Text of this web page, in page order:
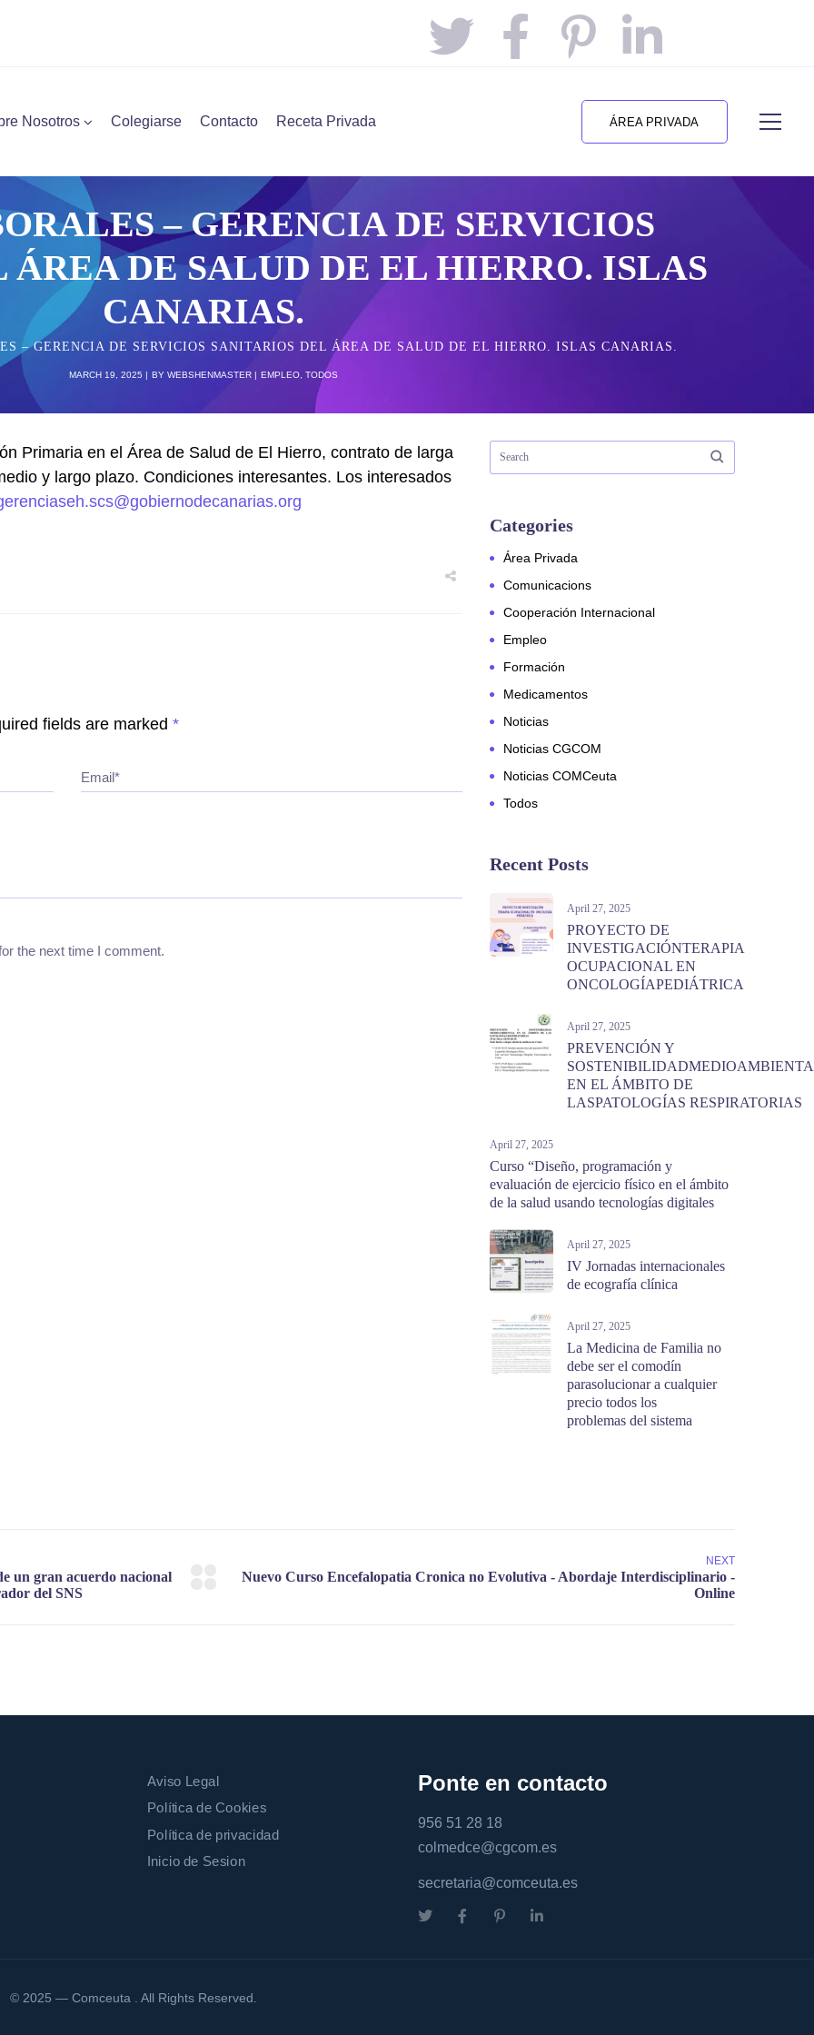
Nosotros Colegiarse Contacto Receta Privada ÁREA PRIVADA
– GERENCIA DE SERVICIOS
ÁREA DE SALUD DE EL HIERRO. ISLAS
CANARIAS.
– GERENCIA DE SERVICIOS SANITARIOS DEL ÁREA DE SALUD DE EL HIERRO. ISLAS CANARIAS.
MARCH 19, 2025 BY WEBSHENMASTER EMPLEO TODOS
Primaria en el Área de Salud de El Hierro, contrato de larga
y largo plazo. Condiciones interesantes. Los interesados
fields are marked *
Email*
the next time I comment.
Categories
Área Privada
Comunicacions
Cooperación Internacional
Empleo
Formación
Medicamentos
Noticias
Noticias CGCOM
Noticias COMCeuta
Todos
Recent Posts
April 27, 2025
PROYECTO DE
INVESTIGACIÓNTERAPIA
OCUPACIONAL EN
ONCOLOGÍAPEDIÁTRICA
April 27, 2025
PREVENCIÓN Y
EN EL ÁMBITO DE
LASPATOLOGÍAS RESPIRATORIAS
April 27, 2025
Curso “Diseño, programación y
evaluación de ejercicio físico en el ámbito
de la salud usando tecnologías digitales
April 27, 2025
IV Jornadas internacionales
de ecografía clínica
April 27, 2025
La Medicina de Familia no
debe ser el comodín
parasolucionar a cualquier
precio todos los
problemas del sistema
NEXT
Aviso Legal
Política de Cookies
Política de privacidad
Inicio de Sesion
Ponte en contacto
956 51 28 18
colmedce@cgcom.es
secretaria@comceuta.es
© 2025 — Comceuta . All Rights Reserved.